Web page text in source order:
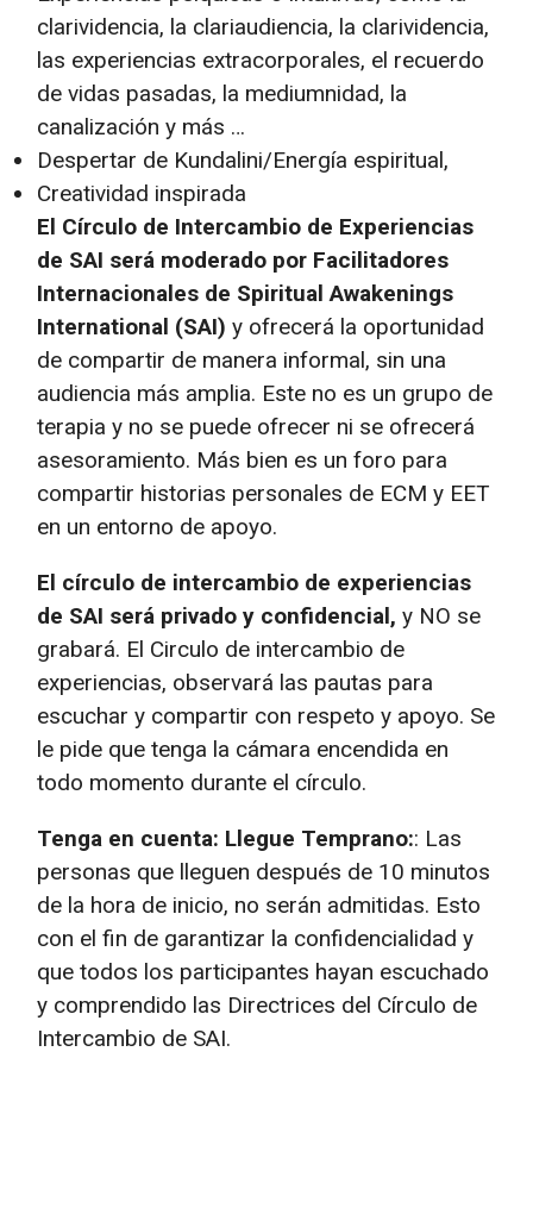
clarividencia, la clariaudiencia, la clarividencia,
las experiencias extracorporales, el recuerdo
de vidas pasadas, la mediumnidad, la
canalización y más …
Despertar de Kundalini/Energía espiritual,
Creatividad inspirada
El Círculo de Intercambio de Experiencias
de SAI será moderado por Facilitadores
Internacionales de Spiritual Awakenings
International (SAI) y ofrecerá la oportunidad
de compartir de manera informal, sin una
audiencia más amplia. Este no es un grupo de
terapia y no se puede ofrecer ni se ofrecerá
asesoramiento. Más bien es un foro para
compartir historias personales de ECM y EET
en un entorno de apoyo.
El círculo de intercambio de experiencias
de SAI será privado y confidencial, y NO se
grabará. El Circulo de intercambio de
experiencias, observará las pautas para
escuchar y compartir con respeto y apoyo. Se
le pide que tenga la cámara encendida en
todo momento durante el círculo.
Tenga en cuenta: Llegue Temprano:: Las
personas que lleguen después de 10 minutos
de la hora de inicio, no serán admitidas. Esto
con el fin de garantizar la confidencialidad y
que todos los participantes hayan escuchado
y comprendido las Directrices del Círculo de
Intercambio de SAI.